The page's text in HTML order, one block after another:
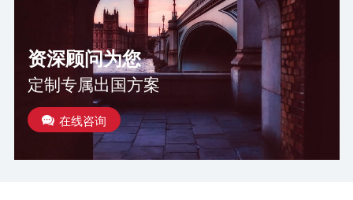
资深顾问为您
定制专属出国方案
在线咨询